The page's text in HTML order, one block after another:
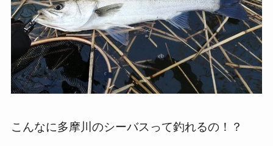
こんなに多摩川のシーバスって釣れるの！？